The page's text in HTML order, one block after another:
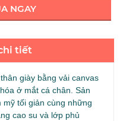
NGAY
tiết
giày bằng vải canvas
ở mắt cá chân. Sản
tối giản cùng những
cao su và lớp phủ